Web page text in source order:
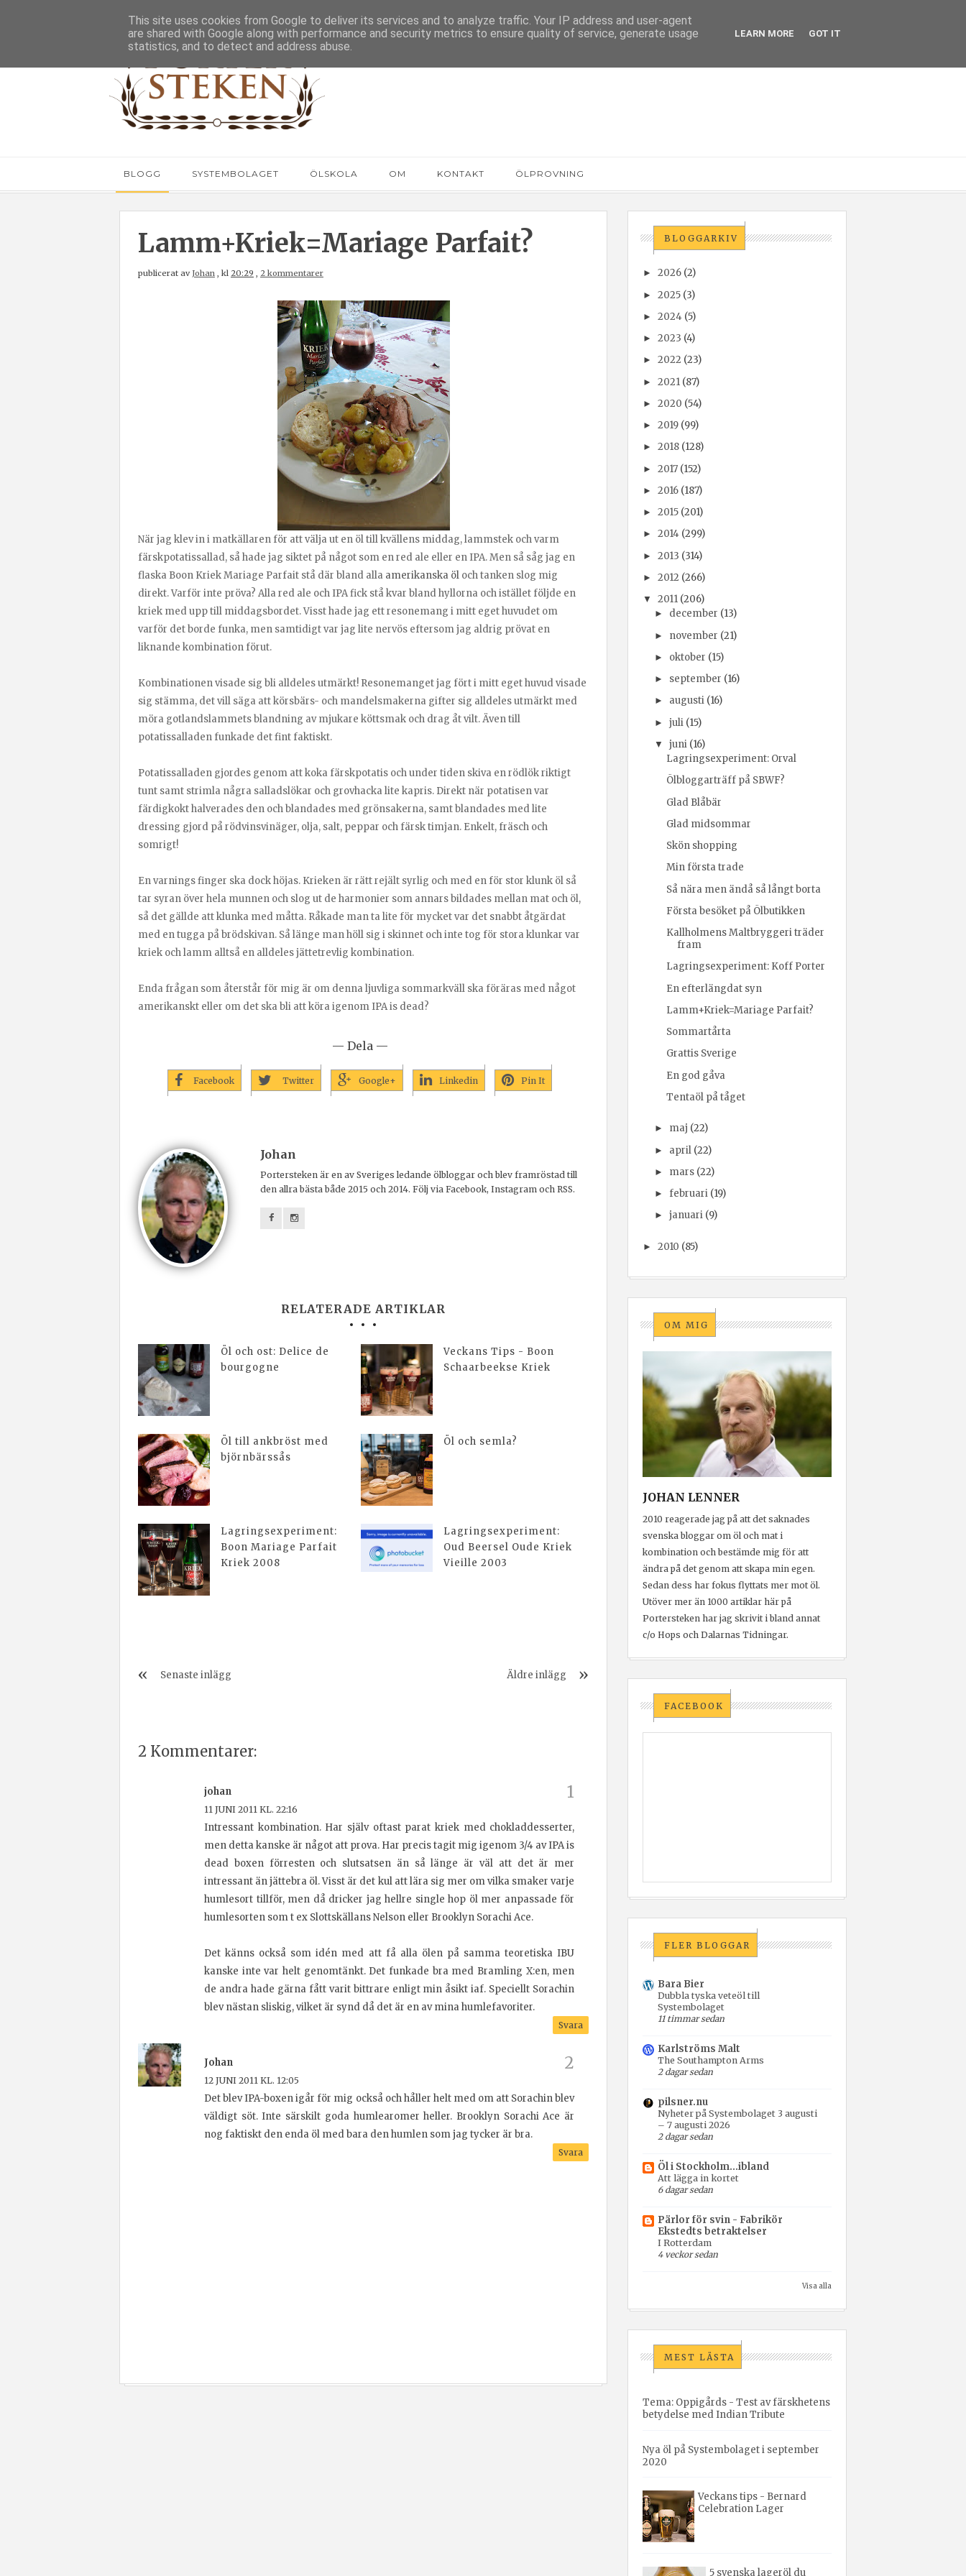
BLOGG SYSTEMBOLAGET ÖLSKOLA OM KONTAKT ÖLPROVNING
Lamm+Kriek=Mariage Parfait?
publicerat avJohan , kl 20:29 , 2 kommentarer
När jag klev in i matkällaren för att välja ut en öl till kvällens middag, lammstek och varm
färskpotatissallad, så hade jag siktet på något som en red ale eller en IPA. Men så såg jag en
flaska Boon Kriek Mariage Parfait stå där bland alla amerikanska öl och tanken slog mig
direkt. Varför inte pröva? Alla red ale och IPA fick stå kvar bland hyllorna och istället följde en
kriek med upp till middagsbordet. Visst hade jag ett resonemang i mitt eget huvudet om
varför det borde funka, men samtidigt var jag lite nervös eftersom jag aldrig prövat en
liknande kombination förut.
Kombinationen visade sig bli alldeles utmärkt! Resonemanget jag fört i mitt eget huvud visade
sig stämma, det vill säga att körsbärs- och mandelsmakerna gifter sig alldeles utmärkt med
möra gotlandslammets blandning av mjukare köttsmak och drag åt vilt. Även till
potatissalladen funkade det fint faktiskt.
Potatissalladen gjordes genom att koka färskpotatis och under tiden skiva en rödlök riktigt
tunt samt strimla några salladslökar och grovhacka lite kapris. Direkt när potatisen var
färdigkokt halverades den och blandades med grönsakerna, samt blandades med lite
dressing gjord på rödvinsvinäger, olja, salt, peppar och färsk timjan. Enkelt, fräsch och
somrigt!
En varnings finger ska dock höjas. Krieken är rätt rejält syrlig och med en för stor klunk öl så
tar syran över hela munnen och slog ut de harmonier som annars bildades mellan mat och öl,
så det gällde att klunka med måtta. Råkade man ta lite för mycket var det snabbt åtgärdat
med en tugga på brödskivan. Så länge man höll sig i skinnet och inte tog för stora klunkar var
kriek och lamm alltså en alldeles jättetrevlig kombination.
Enda frågan som återstår för mig är om denna ljuvliga sommarkväll ska föräras med något
amerikanskt eller om det ska bli att köra igenom IPA is dead?
— Dela —
Facebook Twitter Google+ Linkedin Pin It
Johan
Portersteken är en av Sveriges ledande ölbloggar och blev framröstad till
den allra bästa både 2015 och 2014. Följ via Facebook, Instagram och RSS.
RELATERADE ARTIKLAR
Öl och ost: Delice de
bourgogne
Veckans Tips - Boon
Schaarbeekse Kriek
Öl till ankbröst med
björnbärssås
Öl och semla?
Lagringsexperiment:
Boon Mariage Parfait
Kriek 2008
Lagringsexperiment:
Oud Beersel Oude Kriek
Vieille 2003
Senaste inlägg Äldre inlägg
2 Kommentarer:
johan
11 JUNI 2011 KL. 22:16
Intressant kombination. Har själv oftast parat kriek med chokladdesserter,
men detta kanske är något att prova. Har precis tagit mig igenom 3/4 av IPA is
dead boxen förresten och slutsatsen än så länge är väl att det är mer
intressant än jättebra öl. Visst är det kul att lära sig mer om vilka smaker varje
humlesort tillför, men då dricker jag hellre single hop öl mer anpassade för
humlesorten som t ex Slottskällans Nelson eller Brooklyn Sorachi Ace.
Det känns också som idén med att få alla ölen på samma teoretiska IBU
kanske inte var helt genomtänkt. Det funkade bra med Bramling X:en, men
de andra hade gärna fått varit bittrare enligt min åsikt iaf. Speciellt Sorachin
blev nästan sliskig, vilket är synd då det är en av mina humlefavoriter.
Svara
Johan
12 JUNI 2011 KL. 12:05
Det blev IPA-boxen igår för mig också och håller helt med om att Sorachin blev
väldigt söt. Inte särskilt goda humlearomer heller. Brooklyn Sorachi Ace är
nog faktiskt den enda öl med bara den humlen som jag tycker är bra.
Svara
BLOGGARKIV
►2026 (2)
►2025 (3)
►2024 (5)
►2023 (4)
►2022 (23)
►2021 (87)
►2020 (54)
►2019 (99)
►2018 (128)
►2017 (152)
►2016 (187)
►2015 (201)
►2014 (299)
►2013 (314)
►2012 (266)
▼ 2011 (206)
► december (13)
► november (21)
► oktober (15)
► september (16)
► augusti (16)
► juli (15)
▼ juni (16)
Lagringsexperiment: Orval
Ölbloggarträff på SBWF?
Glad Blåbär
Glad midsommar
Skön shopping
Min första trade
Så nära men ändå så långt borta
Första besöket på Ölbutikken
Kallholmens Maltbryggeri träder
fram
Lagringsexperiment: Koff Porter
En efterlängdat syn
Lamm+Kriek=Mariage Parfait?
Sommartårta
Grattis Sverige
En god gåva
Tentaöl på tåget
► maj (22)
► april (22)
► mars (22)
► februari (19)
► januari (9)
►2010 (85)
OM MIG
JOHAN LENNER
2010 reagerade jag på att det saknades
svenska bloggar om öl och mat i
kombination och bestämde mig för att
ändra på det genom att skapa min egen.
Sedan dess har fokus flyttats mer mot öl.
Utöver mer än 1000 artiklar här på
Portersteken har jag skrivit i bland annat
c/o Hops och Dalarnas Tidningar.
FACEBOOK
FLER BLOGGAR
Bara Bier
Dubbla tyska veteöl till
Systembolaget
11 timmar sedan
Karlströms Malt
The Southampton Arms
2 dagar sedan
pilsner.nu
Nyheter på Systembolaget 3 augusti
– 7 augusti 2026
2 dagar sedan
Öl i Stockholm...ibland
Att lägga in kortet
6 dagar sedan
Pärlor för svin - Fabrikör
Ekstedts betraktelser
I Rotterdam
4 veckor sedan
Visa alla
MEST LÄSTA
Tema: Oppigårds - Test av färskhetens
betydelse med Indian Tribute
Nya öl på Systembolaget i september
2020
Veckans tips - Bernard
Celebration Lager
5 svenska lageröl du
This site uses cookies from Google to deliver its services and to analyze traffic. Your IP address and user-agent
are shared with Google along with performance and security metrics to ensure quality of service, generate usage
statistics, and to detect and address abuse.
LEARN MORE GOT IT